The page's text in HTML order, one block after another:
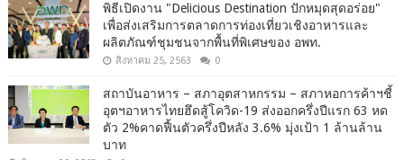
พิธีเปิดงาน "Delicious Destination ปักหมุดสุดอร่อย"
เพื่อส่งเสริมการตลาดการท่องเที่ยวเชิงอาหารและ
ผลิตภัณฑ์ชุมชนจากพื้นที่พิเศษของ อพท.
สิงหาคม 25, 2563 0
สถาบันอาหาร – สภาอุตสาหกรรม – สภาหอการค้าฯชี้
อุตฯอาหารไทยฮึดสู้โควิด-19 ส่งออกครึ่งปีแรก 63 หด
ตัว 2%คาดฟื้นตัวครึ่งปีหลัง 3.6% มุ่งเป้า 1 ล้านล้าน
บาท